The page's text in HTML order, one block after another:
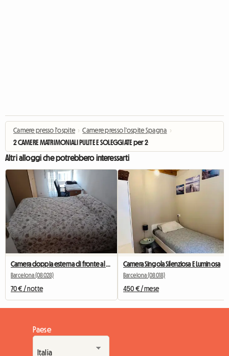
Camere presso l'ospite › Camere presso l'ospite Spagna ›
2 CAMERE MATRIMONIALI PULITE E SOLEGGIATE per 2-4 ospiti _Centro
Altri alloggi che potrebbero interessarti
Barcelona (08028)
70 € / notte
Camera Singola Silenziosa E Luminosa
Barcelona (08018)
450 € / mese
Paese